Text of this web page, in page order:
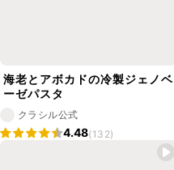
海老とアボカドの冷製ジェノベ
ーゼパスタ
クラシル公式
4.48(132)